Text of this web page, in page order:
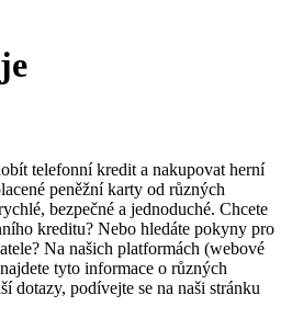
telefonní kredit a nakupovat herní
peněžní karty od různých
bezpečné a jednoduché. Chcete
kreditu? Nebo hledáte pokyny pro
Na našich platformách (webové
tyto informace o různých
dotazy, podívejte se na naši stránku